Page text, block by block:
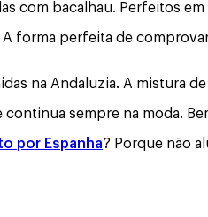
com bacalhau. Perfeitos
forma perfeita de
na Andaluzia. A mistura
sempre na moda.
por Espanha? Porque não